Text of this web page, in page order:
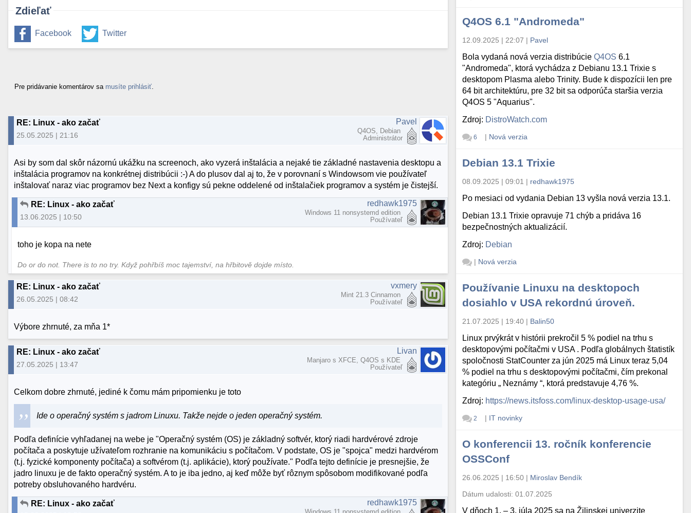
Zdieľať
Facebook Twitter
Pre pridávanie komentárov sa musíte prihlásiť
RE: Linux - ako začať
25.05.2025 | 21:16
Pavel
Q4OS, Debian
Administrátor
Asi by som dal skôr názornú ukážku na screenoch, ako vyzerá inštalácia a nejaké tie základné nastavenia desktopu a
inštalácia programov na konkrétnej distribúcii :-) A do plusov dal aj to, že v porovnaní s Windowsom vie používateľ
inštalovať naraz viac programov bez Next a konfigy sú pekne oddelené od inštalačiek programov a systém je čistejší.
RE: Linux - ako začať
13.06.2025 | 10:50
redhawk1975
Windows 11 nonsystemd edition
Používateľ
toho je kopa na nete
Do or do not. There is to no try.​ Když pohřbíš moc tajemství, na hřbitově dojde místo.
RE: Linux - ako začať
26.05.2025 | 08:42
vxmery
Mint 21.3 Cinnamon
Používateľ
Výbore zhrnuté, za mňa 1*
RE: Linux - ako začať
27.05.2025 | 13:47
Livan
Manjaro s XFCE, Q4OS s KDE
Používateľ
Celkom dobre zhrnuté, jediné k čomu mám pripomienku je toto
Ide o operačný systém s jadrom Linuxu. Takže nejde o jeden operačný systém.
Podľa definície vyhľadanej na webe je "Operačný systém (OS) je základný softvér, ktorý riadi hardvérové zdroje
počítača a poskytuje užívateľom rozhranie na komunikáciu s počítačom. V podstate, OS je "spojca" medzi hardvérom
(t.j. fyzické komponenty počítača) a softvérom (t.j. aplikácie), ktorý používate." Podľa tejto definície je presnejšie, že
jadro linuxu je de fakto operačný systém. A to je iba jedno, aj keď môže byť rôznym spôsobom modifikované podľa
potreby obsluhovaného hardvéru.
RE: Linux - ako začať redhawk1975
Q4OS 6.1 "Andromeda"
12.09.2025 | 22:07 | Pavel
Bola vydaná nová verzia distribúcieQ4OS 6.1
"Andromeda", ktorá vychádza z Debianu 13.1 Trixie s
desktopom Plasma alebo Trinity. Bude k dispozícii len pre
64 bit architektúru, pre 32 bit sa odporúča staršia verzia
Q4OS 5 "Aquarius".
Zdroj: DistroWatch.com
6 | Nová verzia
Debian 13.1 Trixie
08.09.2025 | 09:01 | redhawk1975
Po mesiaci od vydania Debian 13 vyšla nová verzia 13.1.
Debian 13.1 Trixie opravuje 71 chýb a pridáva 16
bezpečnostných aktualizácií.
Zdroj: Debian
| Nová verzia
Používanie Linuxu na desktopoch
dosiahlo v USA rekordnú úroveň.
21.07.2025 | 19:40 | Balin50
Linux prvýkrát v histórii prekročil 5 % podiel na trhu s
desktopovými počítačmi v USA . Podľa globálnych štatistík
spoločnosti StatCounter za jún 2025 má Linux teraz 5,04
% podiel na trhu s desktopovými počítačmi, čím prekonal
kategóriu „ Neznámy “, ktorá predstavuje 4,76 %.
Zdroj: https://news.itsfoss.com/linux-desktop-usage-usa/
2 | IT novinky
O konferencii 13. ročník konferencie
OSSConf
26.06.2025 | 16:50 | Miroslav Bendík
Dátum udalosti:01.07.2025
V dňoch 1. – 3. júla 2025 sa na Žilinskej univerzite